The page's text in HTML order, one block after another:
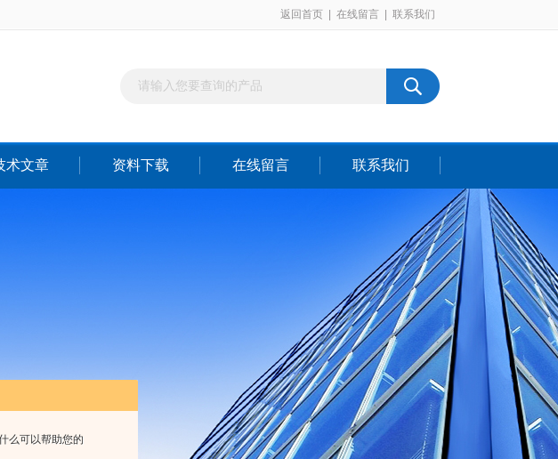
么可以帮助您的
返回首页 在线留言 联系我们
术文章 资料下载 在线留言 联系我们